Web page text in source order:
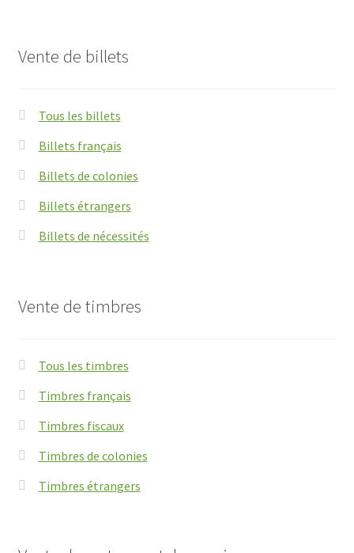
Vente de billets
Tous les billets
Billets français
Billets de colonies
Billets étrangers
Billets de nécessités
Vente de timbres
Tous les timbres
Timbres français
Timbres fiscaux
Timbres de colonies
Timbres étrangers